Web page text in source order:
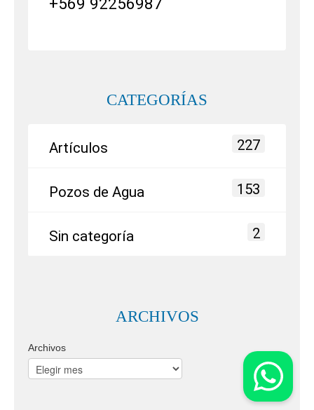
CATEGORÍAS
Artículos 227
Pozos de Agua 153
Sin categoría 2
ARCHIVOS
Archivos